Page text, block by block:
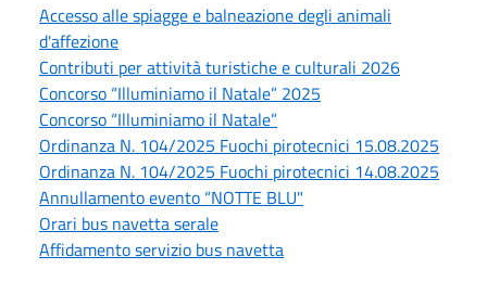
Accesso alle spiagge e balneazione degli animali
d'affezione
Contributi per attività turistiche e culturali 2026
Concorso “Illuminiamo il Natale” 2025
Concorso “Illuminiamo il Natale”
Ordinanza N. 104/2025 Fuochi pirotecnici 15.08.2025
Ordinanza N. 104/2025 Fuochi pirotecnici 14.08.2025
Annullamento evento “NOTTE BLU"
Orari bus navetta serale
Affidamento servizio bus navetta